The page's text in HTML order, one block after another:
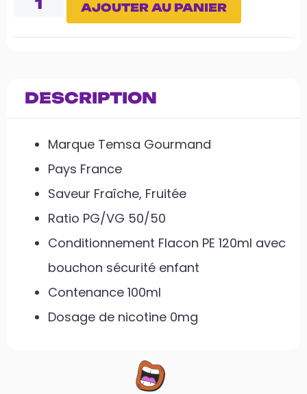
AJOUTER AU PANIER
DESCRIPTION
Marque Temsa Gourmand
Pays France
Saveur Fraîche, Fruitée
Ratio PG/VG 50/50
Conditionnement Flacon PE 120ml avec
bouchon sécurité enfant
Contenance 100ml
Dosage de nicotine 0mg